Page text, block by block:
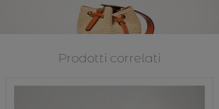
Prodotti correlati